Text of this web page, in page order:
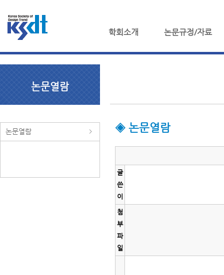
학회소개 논문규정/자료
논문열람
논문열람 ◈ 논문열람
글
쓴
이
첨
부
파
일